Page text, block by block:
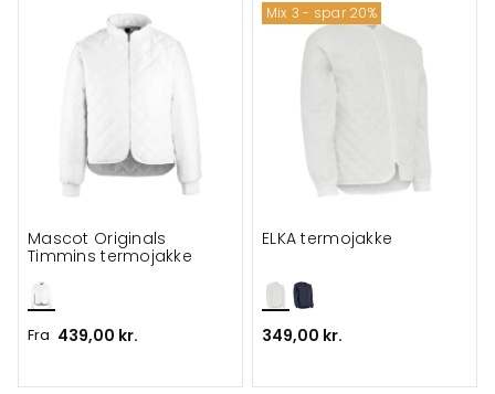
Mascot Originals
Timmins termojakke
Fra 439,00 kr.
Mix 3 - spar 20%
ELKA termojakke
349,00 kr.